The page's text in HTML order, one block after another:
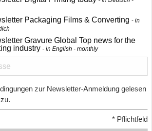
Packaging Films & Converting
in
Gravure Global Top news for the
industry
in English - monthly
zur Newsletter-Anmeldung gelesen
* Pflichtfeld